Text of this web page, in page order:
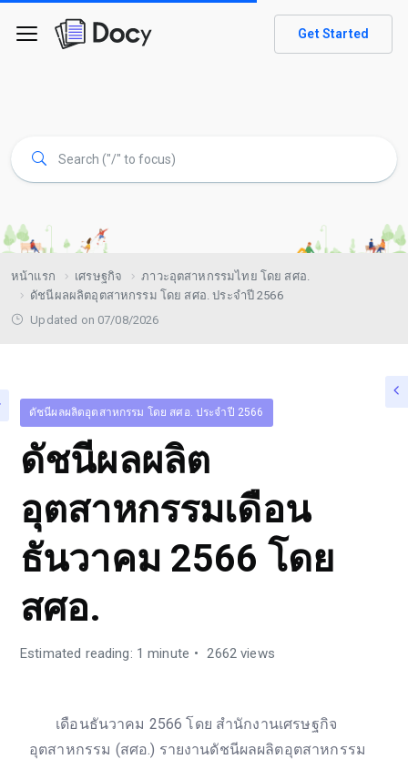
Get Started
หน้าแรก เศรษฐกิจ
ภาวะอุตสาหกรรมไทย โดย สศอ.
ดัชนีผลผลิตอุตสาหกรรม โดย สศอ. ประจำปี 2566
Updated on 07/08/2026
ดัชนีผลผลิตอุตสาหกรรม โดย สศอ. ประจำปี 2566
ดัชนีผลผลิต
อุตสาหกรรมเดือน
ธันวาคม 2566 โดย
สศอ.
Estimated reading: 1 minute 2662 views
เดือนธันวาคม 2566 โดย สำนักงานเศรษฐกิจ
อุตสาหกรรม (สศอ.) รายงานดัชนีผลผลิตอุตสาหกรรม